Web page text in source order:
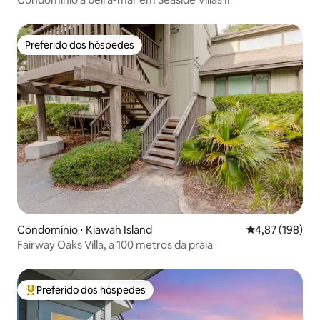
Preferido dos hóspedes
Preferido dos hóspedes
Condomínio ⋅ Kiawah Island 4,87 de uma
4,87 (198)
Fairway Oaks Villa, a 100 metros da praia
Entre os melhores preferidos dos hóspedes
Preferido dos hóspedes